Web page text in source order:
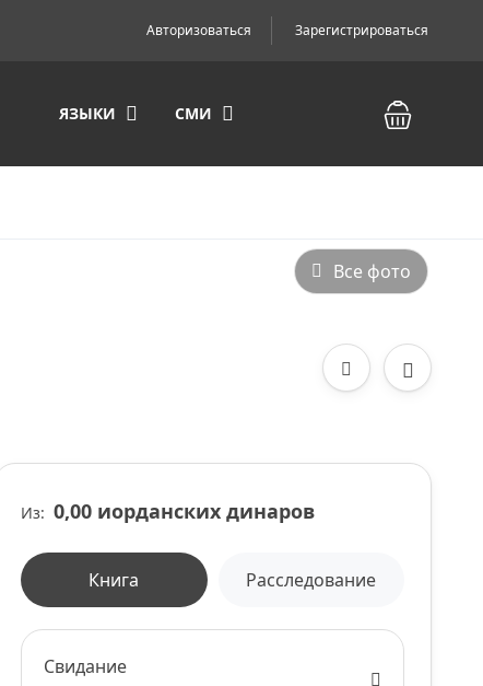
Авторизоваться Зарегистрироваться
ЯЗЫКИ СМИ
Все фото
Из: 0,00 иорданских динаров
Книга Расследование
Свидание